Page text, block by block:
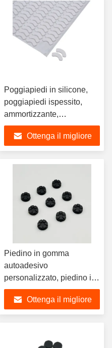
Poggiapiedi in silicone,
poggiapiedi ispessito,
ammortizzante,
antiscivolo,
personalizzazione
fustellata
Ottenga il migliore
Piedino in gomma
autoadesivo
personalizzato, piedino in
silicone resistente al
calore, piedino protettivo
multiuso
Ottenga il migliore